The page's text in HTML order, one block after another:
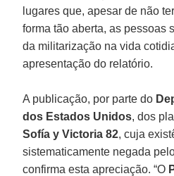
lugares que, apesar de não
forma tão aberta, as pessoas
da militarização na vida
apresentação do relatório.
A publicação, por parte do
dos Estados Unidos, dos
Sofía y Victoria 82, cuja
sistematicamente negada
confirma esta apreciação. “O